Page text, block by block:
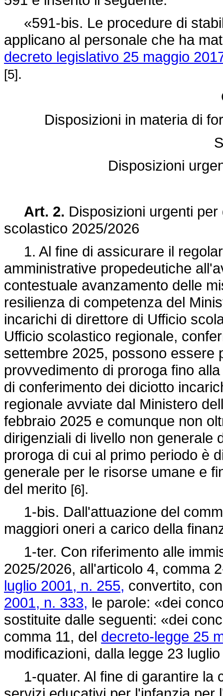
«591-bis. Le procedure di
applicano al personale che ha
decreto legislativo 25 maggio
[5].
Disposizioni in materia di
Disposizioni
Art. 2. Disposizioni urgenti
scolastico 2025/2026
1. Al fine di assicurare il
amministrative propedeutiche
contestuale avanzamento delle
resilienza di competenza del
incarichi di direttore di Ufficio
Ufficio scolastico regionale,
settembre 2025, possono essere
provvedimento di proroga fino
di conferimento dei diciotto
regionale avviate dal Ministero
febbraio 2025 e comunque non
dirigenziali di livello non generale
proroga di cui al primo periodo è
generale per le risorse umane e
del merito [6].
1-bis. Dall'attuazione del
maggiori oneri a carico della
1-ter. Con riferimento alle
2025/2026, all'articolo 4, comma
luglio 2001, n. 255, convertito,
2001, n. 333, le parole: «dei
sostituite dalle seguenti: «dei
comma 11, del decreto-legge 25
modificazioni, dalla legge 23
1-quater. Al fine di garantire la